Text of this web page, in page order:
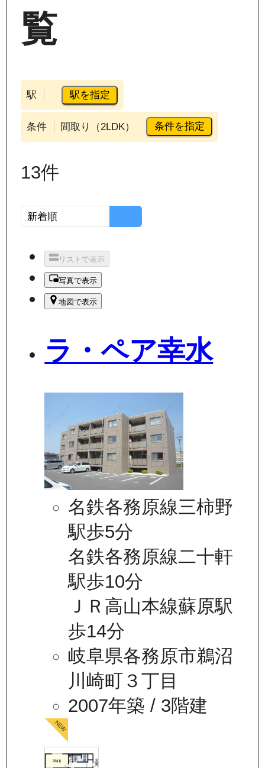
覧
駅 駅を指定
条件 間取り（2LDK） 条件を指定
13件
リストで表示
写真で表示
地図で表示
ラ・ペア幸水
名鉄各務原線三柿野
駅歩5分
名鉄各務原線二十軒
駅歩10分
ＪＲ高山本線蘇原駅
歩14分
岐阜県各務原市鵜沼
川崎町３丁目
2007年築 / 3階建